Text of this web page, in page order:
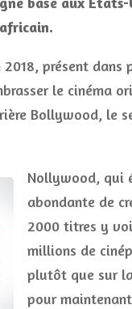
2018, présent
le
Bollywood, le
Nollywood, qui
abondante de
2000 titres y
millions de
plutôt que sur
pour